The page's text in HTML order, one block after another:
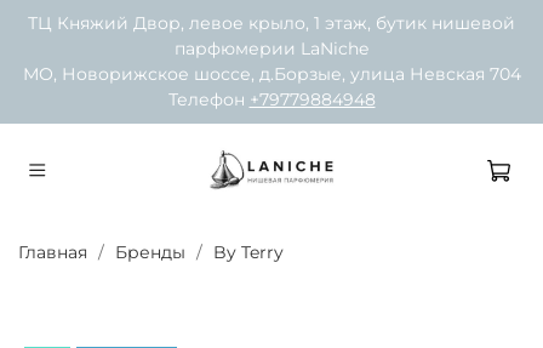
ТЦ Княжий Двор, левое крыло, 1 этаж, бутик нишевой
парфюмерии LaNiche
МО, Новорижское шоссе, д.Борзые, улица Невская 704
Телефон +79779884948
Главная Бренды By Terry